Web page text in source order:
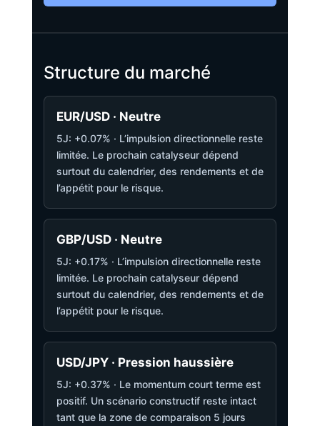
Structure du marché
EUR/USD · Neutre
5J: +0.07% · L’impulsion directionnelle reste
limitée. Le prochain catalyseur dépend
surtout du calendrier, des rendements et de
l’appétit pour le risque.
GBP/USD · Neutre
5J: +0.17% · L’impulsion directionnelle reste
limitée. Le prochain catalyseur dépend
surtout du calendrier, des rendements et de
l’appétit pour le risque.
USD/JPY · Pression haussière
5J: +0.37% · Le momentum court terme est
positif. Un scénario constructif reste intact
tant que la zone de comparaison 5 jours